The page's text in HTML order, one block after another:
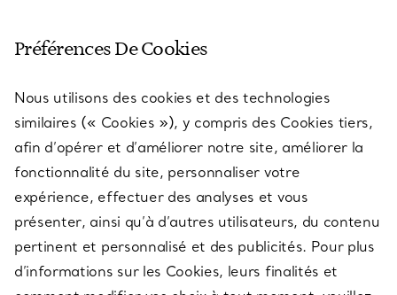
SERVICES
À PROPOS
QUESTIONS LÉGALES
Préférences De Cookies
Nous utilisons des cookies et des technologies
similaires (« Cookies »), y compris des Cookies tiers,
afin d’opérer et d’améliorer notre site, améliorer la
fonctionnalité du site, personnaliser votre
expérience, effectuer des analyses et vous
présenter, ainsi qu’à d’autres utilisateurs, du contenu
pertinent et personnalisé et des publicités. Pour plus
d’informations sur les Cookies, leurs finalités et